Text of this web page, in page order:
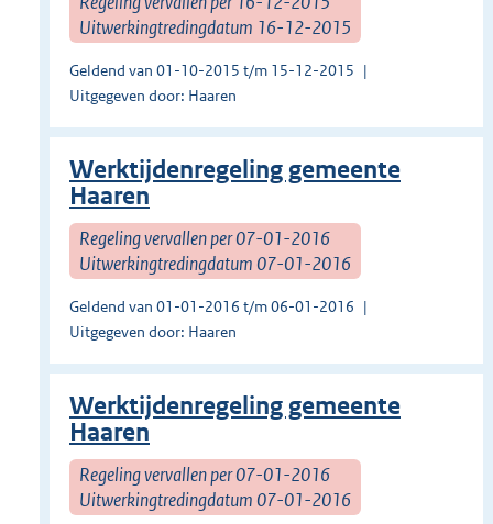
Uitwerkingtredingdatum 16-12-2015
Geldend van 01-10-2015 t/m 15-12-2015
Uitgegeven door: Haaren
Werktijdenregeling gemeente
Haaren
Regeling vervallen per 07-01-2016
Uitwerkingtredingdatum 07-01-2016
Geldend van 01-01-2016 t/m 06-01-2016
Uitgegeven door: Haaren
Werktijdenregeling gemeente
Haaren
Regeling vervallen per 07-01-2016
Uitwerkingtredingdatum 07-01-2016